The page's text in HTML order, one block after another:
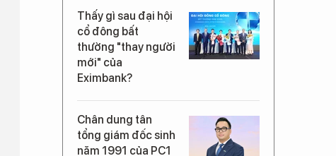
Thấy gì sau đại hội
cổ đông bất
thường "thay người
mới" của
Eximbank?
Chân dung tân
tổng giám đốc sinh
năm 1991 của PC1